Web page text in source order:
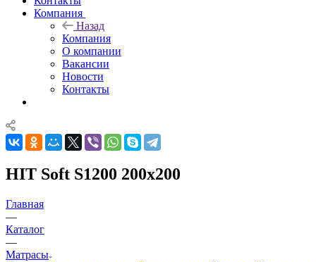
Компания
Назад
Компания
О компании
Вакансии
Новости
Контакты
HIT Soft S1200 200x200
Главная
—
Каталог
—
Матрасы